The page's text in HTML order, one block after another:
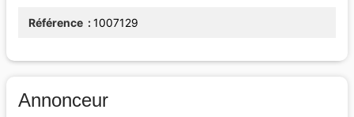
Référence 1007129
Annonceur